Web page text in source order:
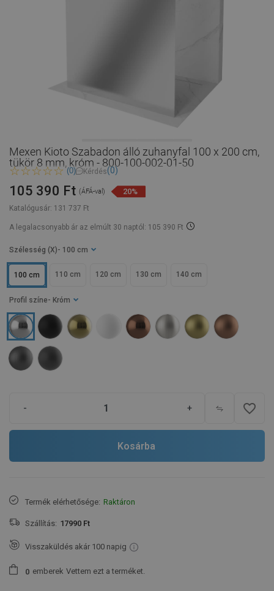
Mexen Kioto Szabadon álló zuhanyfal 100 x 200 cm,
tükör 8 mm, króm - 800-100-002-01-50
(0) Kérdés(0)
Katalógusár: 131 737 Ft
105 390 Ft (ÁFÁ-val) 20%
A legalacsonyabb ár az elmúlt 30 naptól: 105 390 Ft
Profil színe - Króm
Szélesség (X) - 100 cm
100 cm 110 cm 120 cm 130 cm 140 cm
- + favorite_border
Kosárba
Termék elérhetősége: Raktáron
Szállítás: 17990 Ft
Visszaküldés akár 100 napig
0 emberek Vettem ezt a terméket.